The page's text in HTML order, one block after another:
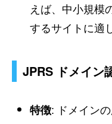
えば、中小規模
するサイトに適
JPRS ドメイン
特徴: ドメイン